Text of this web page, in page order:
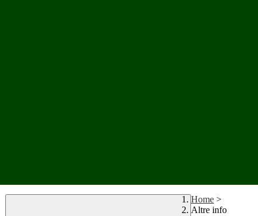
Home >
Altre info